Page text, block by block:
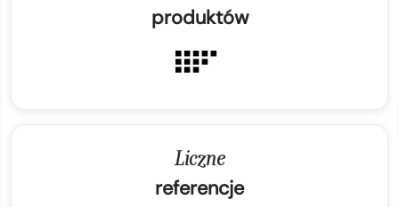
produktów
Liczne
referencje